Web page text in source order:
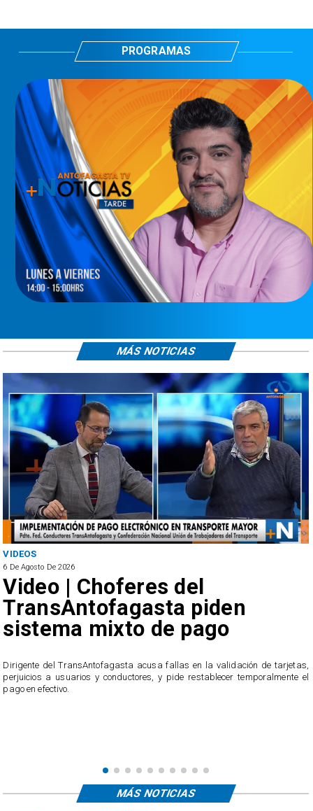
PROGRAMAS
VIDEOS
6 De Agosto De 2026
Video | Choferes del
TransAntofagasta piden
sistema mixto de pago
​Dirigente del TransAntofagasta acusa fallas en la validación de tarjetas,
perjuicios a usuarios y conductores, y pide restablecer temporalmente el
pago en efectivo.
MÁS NOTICIAS
MÁS NOTICIAS